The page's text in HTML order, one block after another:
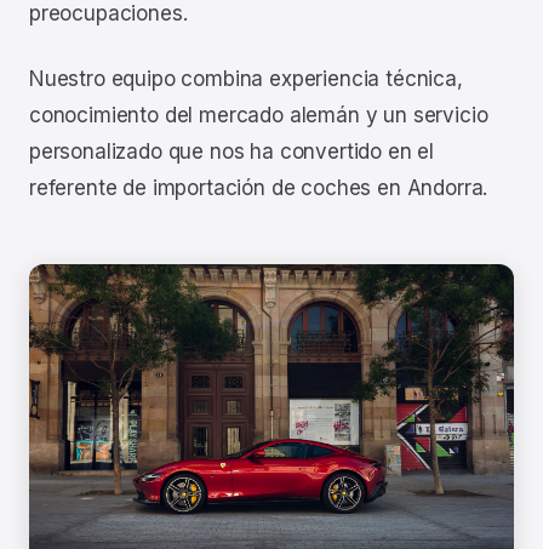
preocupaciones.
Nuestro equipo combina experiencia técnica,
conocimiento del mercado alemán y un servicio
personalizado que nos ha convertido en el
referente de importación de coches en Andorra.